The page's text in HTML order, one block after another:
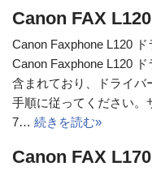
Canon FAX
Canon Faxphone L120
Canon Faxphone L120
含まれており、ドライバ
手順に従ってください。
7… 続きを読む»
Canon FAX